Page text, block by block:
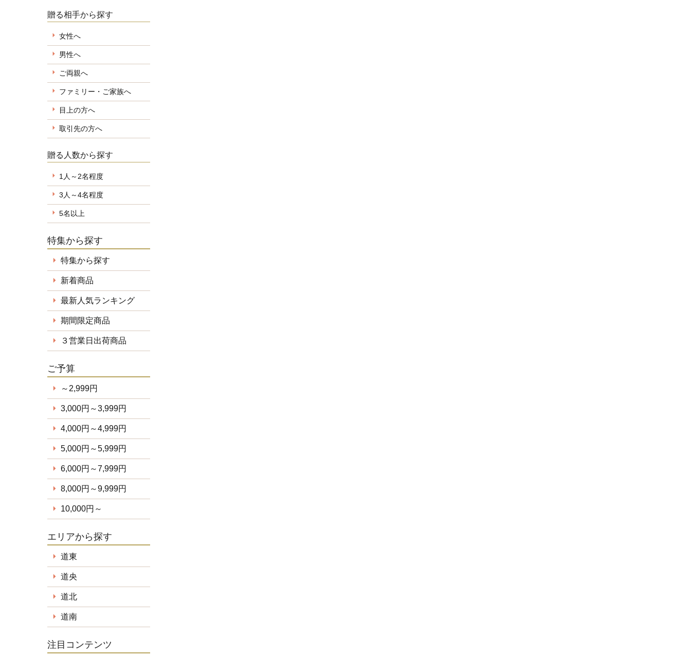
贈る相手から探す
女性へ
男性へ
ご両親へ
ファミリー・ご家族へ
目上の方へ
取引先の方へ
贈る人数から探す
1人～2名程度
3人～4名程度
5名以上
特集から探す
特集から探す
新着商品
最新人気ランキング
期間限定商品
３営業日出荷商品
ご予算
～2,999円
3,000円～3,999円
4,000円～4,999円
5,000円～5,999円
6,000円～7,999円
8,000円～9,999円
10,000円～
エリアから探す
道東
道央
道北
道南
注目コンテンツ